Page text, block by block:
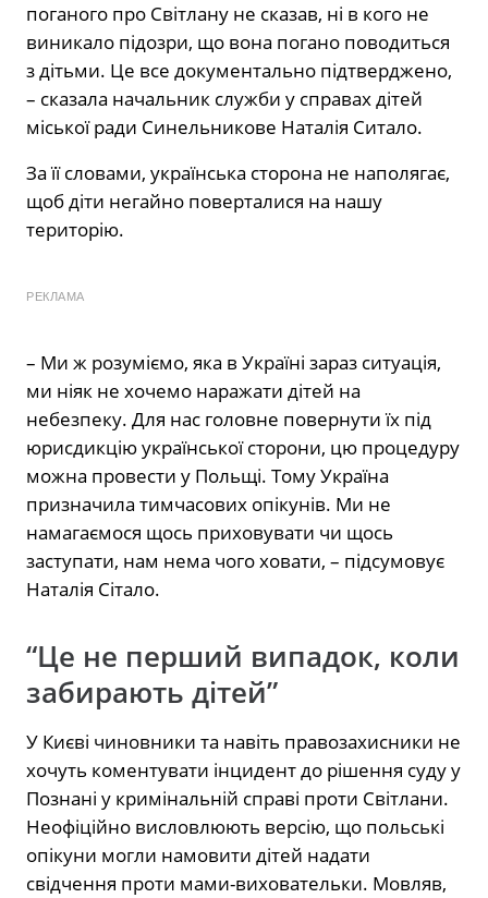
поганого про Світлану не сказав, ні в кого не
виникало підозри, що вона погано поводиться
з дітьми. Це все документально підтверджено,
– сказала начальник служби у справах дітей
міської ради Синельникове Наталія Ситало.
За її словами, українська сторона не наполягає,
щоб діти негайно поверталися на нашу
територію.
РЕКЛАМА
– Ми ж розуміємо, яка в Україні зараз ситуація,
ми ніяк не хочемо наражати дітей на
небезпеку. Для нас головне повернути їх під
юрисдикцію української сторони, цю процедуру
можна провести у Польщі. Тому Україна
призначила тимчасових опікунів. Ми не
намагаємося щось приховувати чи щось
заступати, нам нема чого ховати, – підсумовує
Наталія Сітало.
“Це не перший випадок, коли
забирають дітей”
У Києві чиновники та навіть правозахисники не
хочуть коментувати інцидент до рішення суду у
Познані у кримінальній справі проти Світлани.
Неофіційно висловлюють версію, що польські
опікуни могли намовити дітей надати
свідчення проти мами-виховательки. Мовляв,